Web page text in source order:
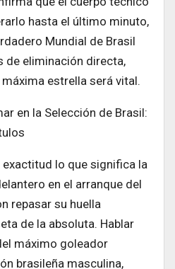
hasta el último minuto,
Mundial de Brasil
de eliminación directa,
estrella será vital.
en la Selección de Brasil:
lo que significa la
en el arranque del
repasar su huella
de la absoluta. Hablar
máximo goleador
brasileña masculina,